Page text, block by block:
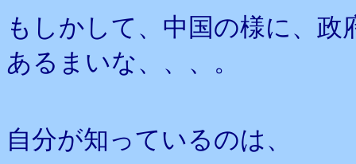
もしかして、中国の様に、
あるまいな、、、。
自分が知っているのは、